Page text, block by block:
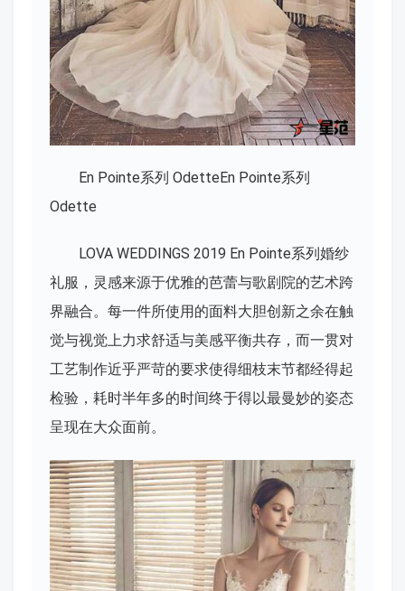
En Pointe系列 OdetteEn Pointe系列
Odette
LOVA WEDDINGS 2019 En Pointe系列婚纱
礼服，灵感来源于优雅的芭蕾与歌剧院的艺术跨
界融合。每一件所使用的面料大胆创新之余在触
觉与视觉上力求舒适与美感平衡共存，而一贯对
工艺制作近乎严苛的要求使得细枝末节都经得起
检验，耗时半年多的时间终于得以最曼妙的姿态
呈现在大众面前。